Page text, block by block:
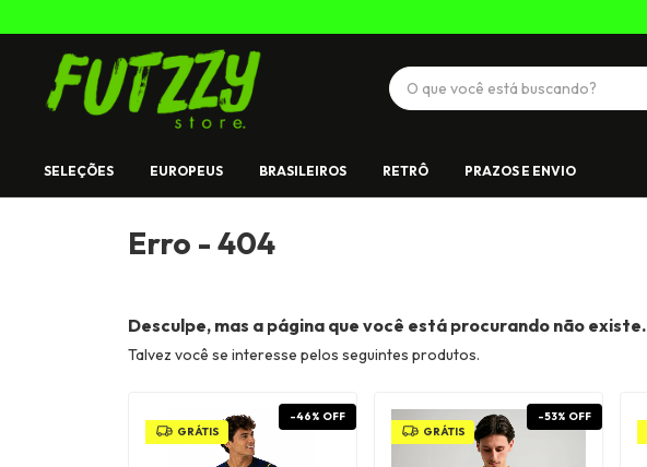
SELEÇÕES EUROPEUS BRASILEIROS RETRÔ PRAZOS E ENVIO
Erro - 404
Desculpe, mas a página que você está procurando não existe.
Talvez você se interesse pelos seguintes produtos.
GRÁTIS
-46% OFF
GRÁTIS
-53% OFF